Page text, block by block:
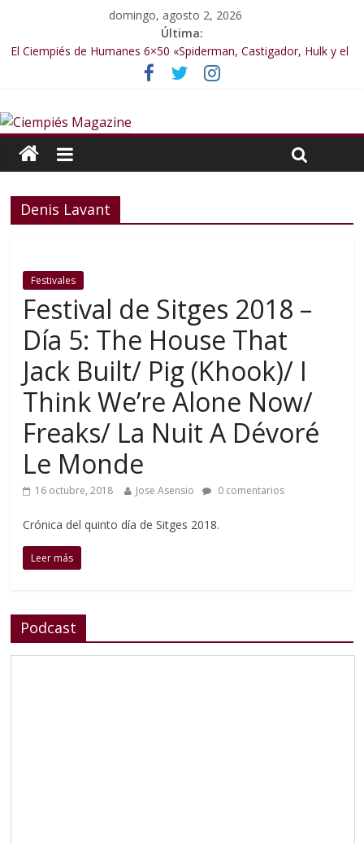
domingo, agosto 2, 2026
Última:
El Ciempiés de Humanes 6×50 «Spiderman, Castigador, Hulk y el
final de la sexta temporada»
El Ciempiés de Humanes 6×49 «Kiritaaaaa»
El Ciempiés de Humanes 6×47 «De nada por nada»
El Ciempiés de Humanes 6×46 «Ciudadano Minion»
Denis Lavant
Festivales
Festival de Sitges 2018 –
Día 5: The House That
Jack Built/ Pig (Khook)/ I
Think We’re Alone Now/
Freaks/ La Nuit A Dévoré
Le Monde
16 octubre, 2018 Jose Asensio 0 comentarios
Crónica del quinto día de Sitges 2018.
Leer más
Podcast